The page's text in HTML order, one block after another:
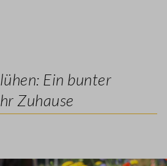
Ein bunter
Zuhause